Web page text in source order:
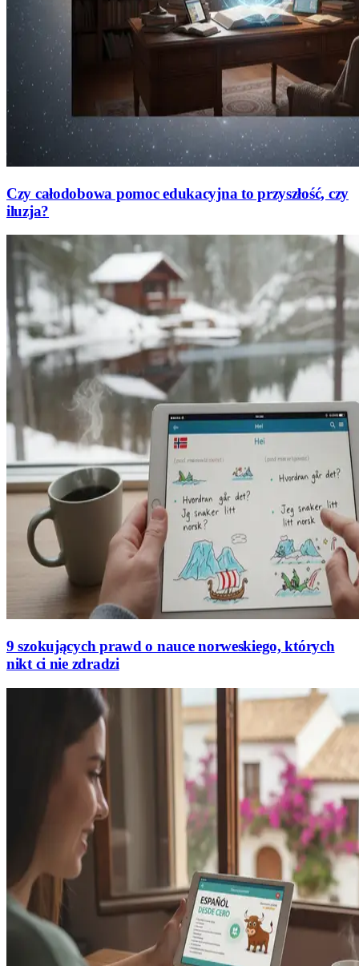
Czy całodobowa pomoc edukacyjna to przyszłość, czy
iluzja?
9 szokujących prawd o nauce norweskiego, których
nikt ci nie zdradzi